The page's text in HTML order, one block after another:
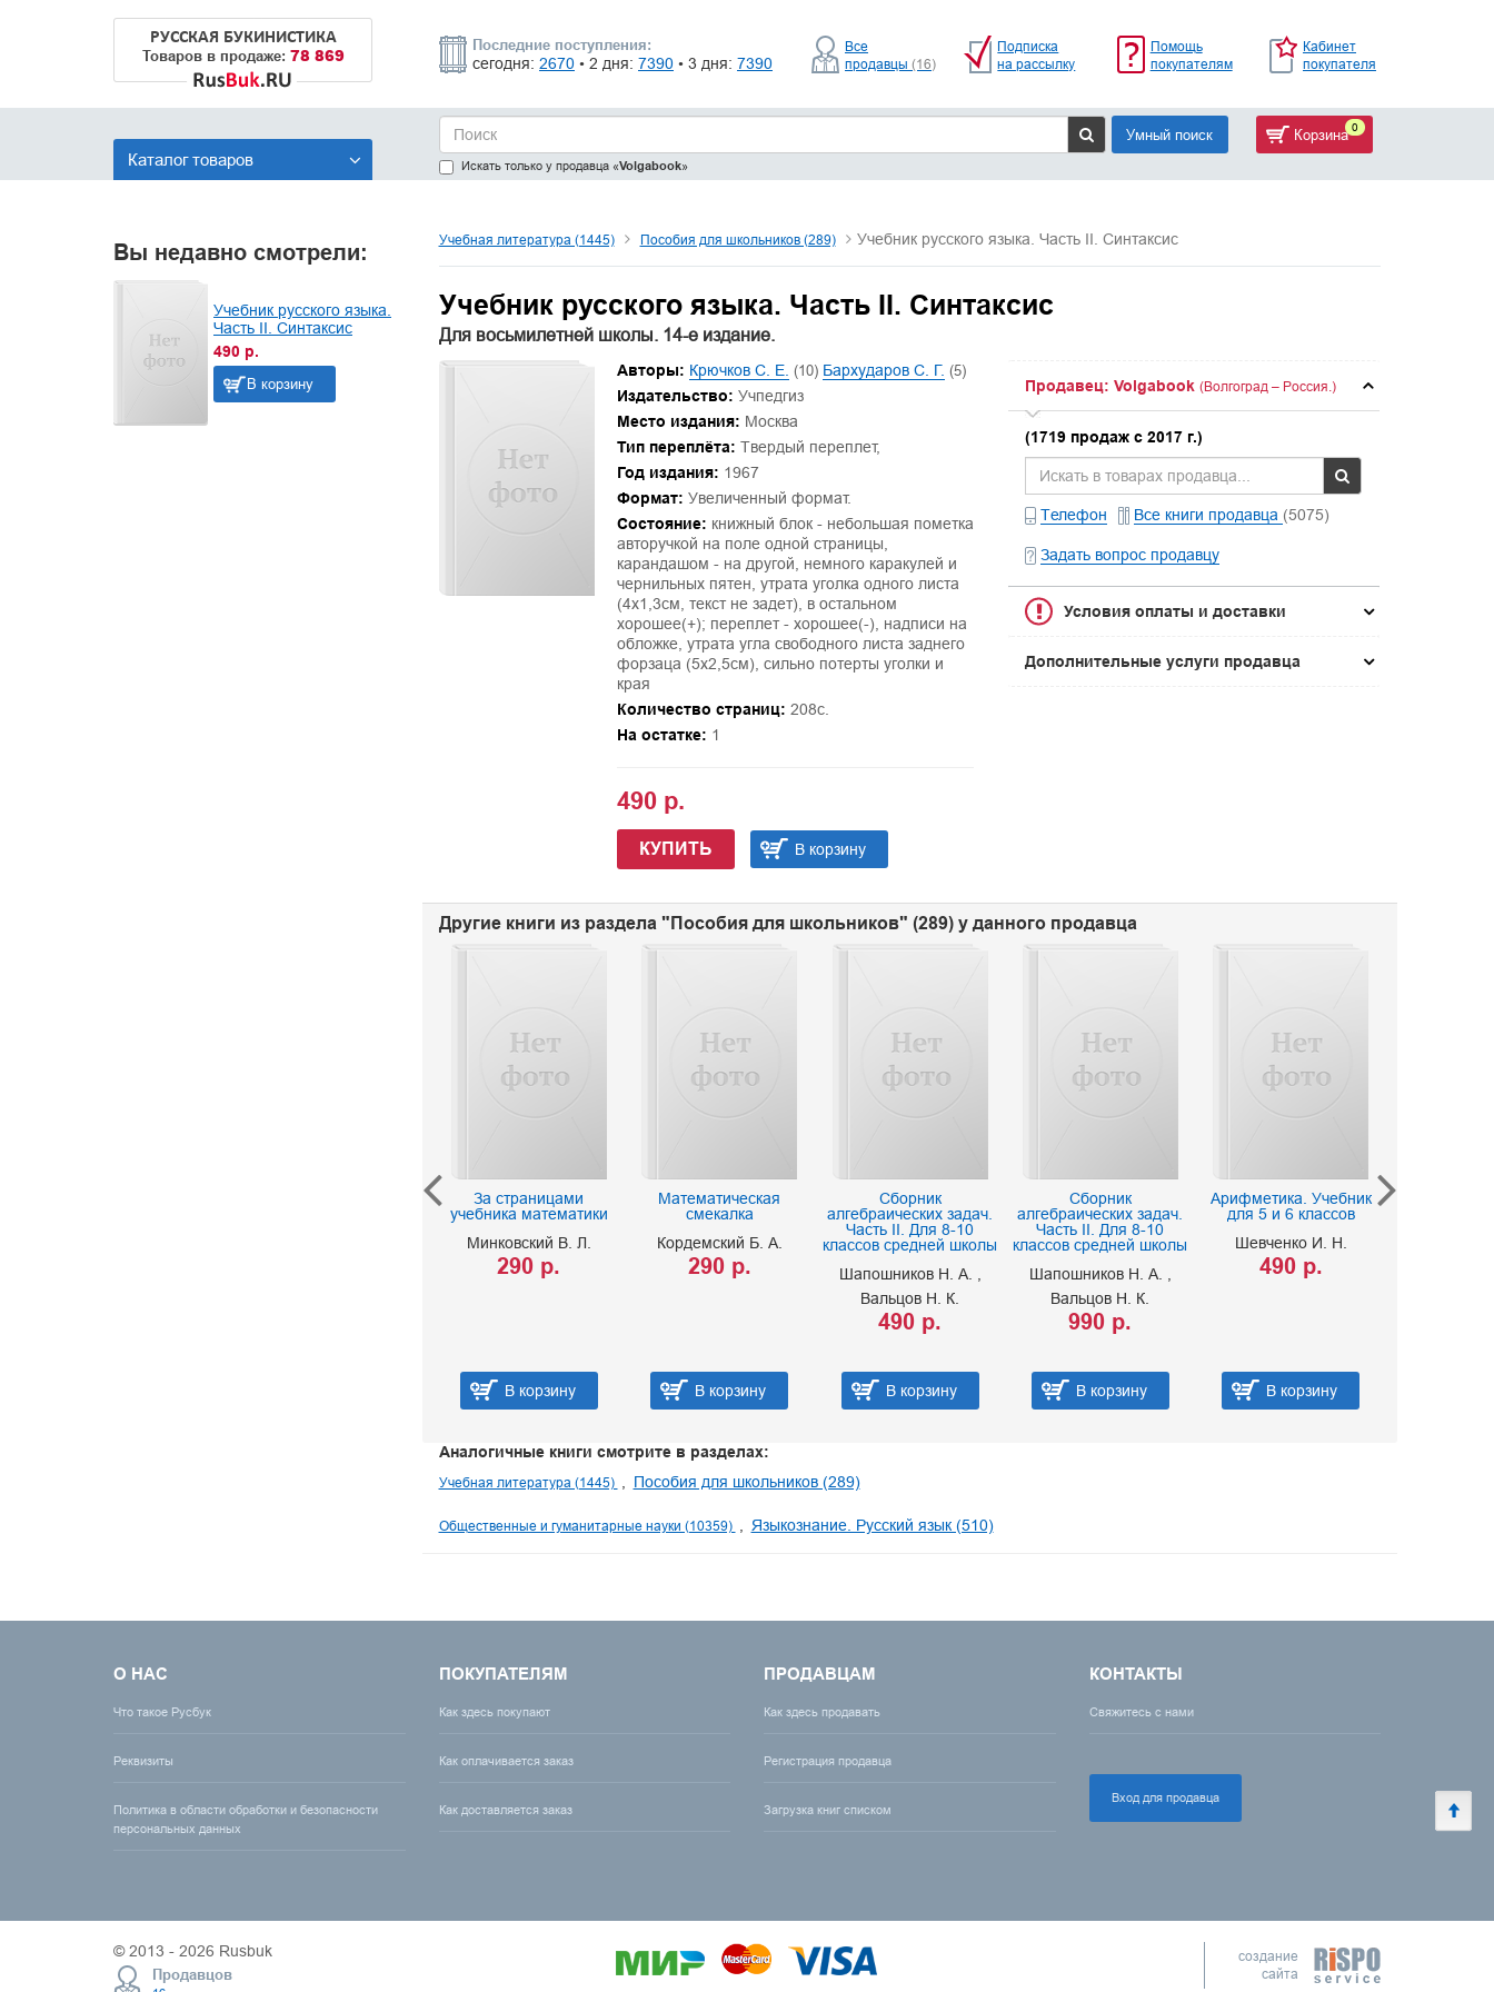
РУССКАЯ БУКИНИСТИКА
Товаров в продаже: 78 869
Последние поступления:
сегодня: 2670 • 2 дня: 7390 • 3 дня: 7390
Все
продавцы (16)
Подписка
на рассылку
Помощь
покупателям
Кабинет
покупателя
Каталог товаров Искать только у продавца «Volgabook»
Умный поиск Корзина 0
Вы недавно смотрели:
Учебник русского языка.
Часть II. Синтаксис
490 р.
В корзину
Учебная литература (1445) Пособия для школьников (289) Учебник русского языка. Часть II. Синтаксис
Учебник русского языка. Часть II. Синтаксис
Для восьмилетней школы. 14-е издание.
Авторы: Крючков С. Е. (10) Бархударов С. Г. (5)
Издательство: Учпедгиз
Место издания: Москва
Тип переплёта: Твердый переплет,
Год издания: 1967
Формат: Увеличенный формат.
Состояние: книжный блок - небольшая пометка
авторучкой на поле одной страницы,
карандашом - на другой, немного каракулей и
чернильных пятен, утрата уголка одного листа
(4х1,3см, текст не задет), в остальном
хорошее(+); переплет - хорошее(-), надписи на
обложке, утрата угла свободного листа заднего
форзаца (5х2,5см), сильно потерты уголки и
края
Количество страниц: 208с.
На остатке: 1
490 р.
КУПИТЬ В корзину
Продавец: Volgabook (Волгоград – Россия.)
(1719 продаж с 2017 г.)
Телефон Все книги продавца (5075)
Задать вопрос продавцу
Условия оплаты и доставки
Дополнительные услуги продавца
Другие книги из раздела "Пособия для школьников" (289) у данного продавца
За страницами
учебника математики
Минковский В. Л.
290 р.
В корзину
Математическая
смекалка
Кордемский Б. А.
290 р.
В корзину
Сборник
алгебраических задач.
Часть II. Для 8-10
классов средней школы
Шапошников Н. А.
Вальцов Н. К.
490 р.
В корзину
Сборник
алгебраических задач.
Часть II. Для 8-10
классов средней школы
Шапошников Н. А.
Вальцов Н. К.
990 р.
В корзину
Арифметика. Учебник
для 5 и 6 классов
Шевченко И. Н.
490 р.
В корзину
История
Аналогичные книги смотрите в разделах:
Учебная литература (1445) Пособия для школьников (289)
Общественные и гуманитарные науки (10359) Языкознание. Русский язык (510)
О НАС
Что такое Русбук
Реквизиты
Политика в области обработки и безопасности
персональных данных
ПОКУПАТЕЛЯМ
Как здесь покупают
Как оплачивается заказ
Как доставляется заказ
ПРОДАВЦАМ
Как здесь продавать
Регистрация продавца
Загрузка книг списком
КОНТАКТЫ
Свяжитесь с нами
Вход для продавца
© 2013 - 2026 Rusbuk
Продавцов
создание
сайта